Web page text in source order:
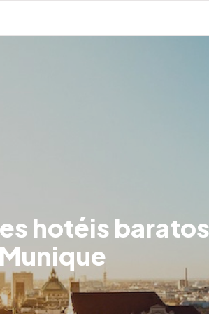
hotéis
Munique